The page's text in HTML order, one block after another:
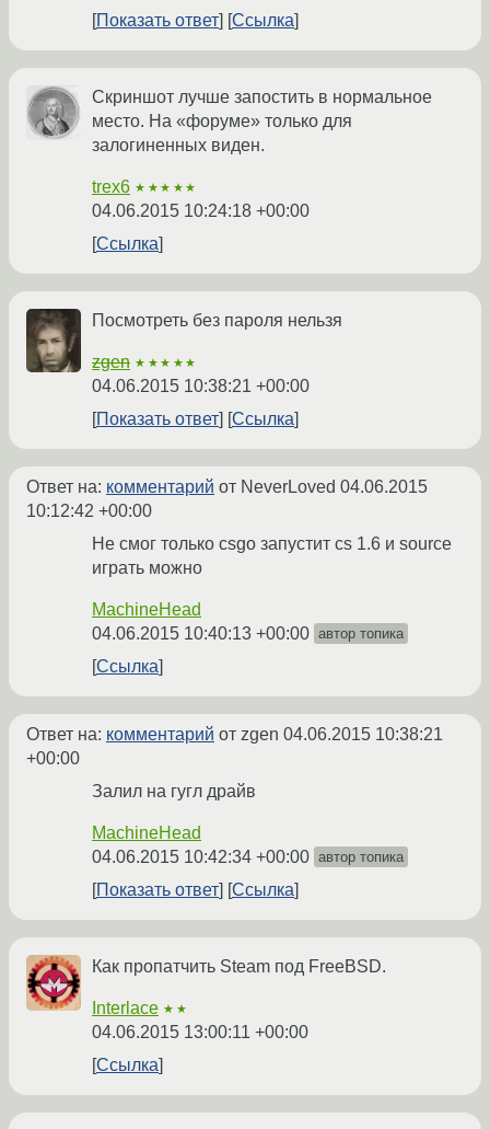
Показать ответ
Ссылка
Скриншот лучше запостить в нормальное
место. На «форуме» только для
залогиненных виден.
trex6 ★★★★★
04.06.2015 10:24:18 +00:00
Ссылка
Посмотреть без пароля нельзя
zgen ★★★★★
04.06.2015 10:38:21 +00:00
Показать ответ
Ссылка
Ответ на: комментарий от NeverLoved 04.06.2015
10:12:42 +00:00
Не смог только csgo запустит сs 1.6 и source
играть можно
MachineHead
04.06.2015 10:40:13 +00:00 автор топика
Ссылка
Ответ на: комментарий от zgen 04.06.2015 10:38:21
+00:00
Залил на гугл драйв
MachineHead
04.06.2015 10:42:34 +00:00 автор топика
Показать ответ Ссылка
Как пропатчить Steam под FreeBSD.
Interlace ★★
04.06.2015 13:00:11 +00:00
Ссылка